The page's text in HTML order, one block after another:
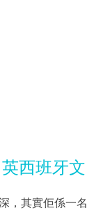
西班牙文
，其實佢係一名